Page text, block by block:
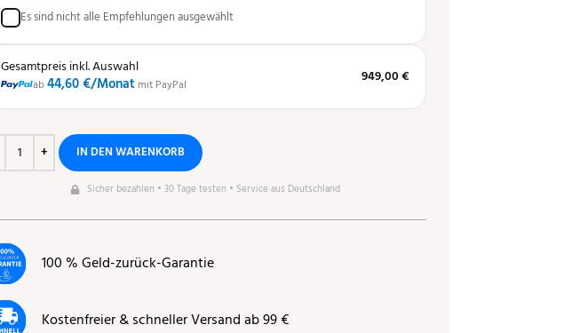
Es sind nicht alle Empfehlungen ausgewählt
Gesamtpreis inkl. Auswahl
ab44,60 €/Monat mit PayPal 949,00 €
IN DEN WARENKORB
Sicher bezahlen • 30 Tage testen • Service aus Deutschland
100 % Geld-zurück-Garantie
Kostenfreier & schneller Versand ab 99 €